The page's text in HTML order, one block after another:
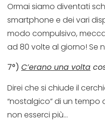
Ormai siamo diventati
smartphone e dei vari
modo compulsivo,
ad 80 volte al giorno! Se
7°) C’erano una volta
Direi che si chiude il
“nostalgico” di un
non esserci più…